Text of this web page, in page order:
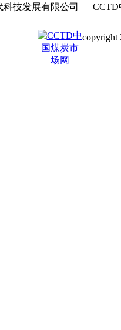
科技发展有限公司
copyright